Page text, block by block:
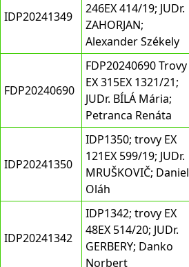
IDP20241349
246EX 414/19; JUDr.
ZAHORJAN;
Alexander Székely
FDP20240690
FDP20240690 Trovy
EX 315EX 1321/21;
JUDr. BÍLÁ Mária;
Petranca Renáta
IDP20241350
IDP1350; trovy EX
121EX 599/19; JUDr.
MRUŠKOVIČ; Daniel
Oláh
IDP20241342
IDP1342; trovy EX
48EX 514/20; JUDr.
GERBERY; Danko
Norbert